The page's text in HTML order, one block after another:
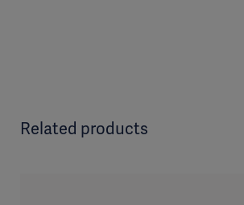
Related products